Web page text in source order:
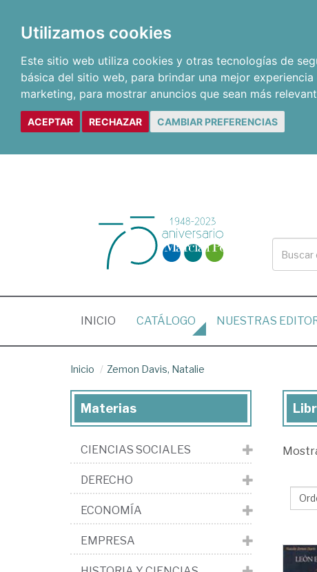
Utilizamos cookies
Este sitio web utiliza cookies y otras tecnologías de
básica del sitio web, para brindar una mejor
marketing, para mostrar anuncios que sean más
ACEPTAR RECHAZAR CAMBIAR PREFERENCIAS
INICIO (CURRENT)
CATÁLOGO NUESTRAS
Inicio Zemon Davis, Natalie
Materias
CIENCIAS SOCIALES
DERECHO
ECONOMÍA
EMPRESA